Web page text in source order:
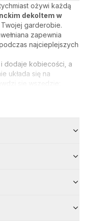
ożywi każdą
dekoltem w
garderobie.
zapewnia
najcieplejszych
dodaje kobiecości, a
układa się na
się wszędzie:
30°C
110°C)na płasko (+/- 1